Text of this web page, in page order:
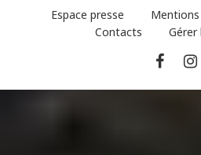
Espace presse
Mentions
Contacts
Gérer
sur